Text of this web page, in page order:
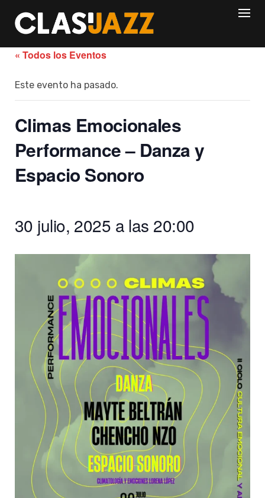
content
« Todos los Eventos
Este evento ha pasado.
Climas Emocionales
Performance – Danza y
Espacio Sonoro
30 julio, 2025 a las 20:00